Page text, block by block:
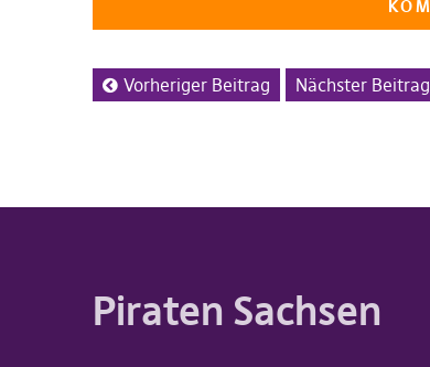
Vorheriger Beitrag Nächster Beitrag
Piraten Sachsen